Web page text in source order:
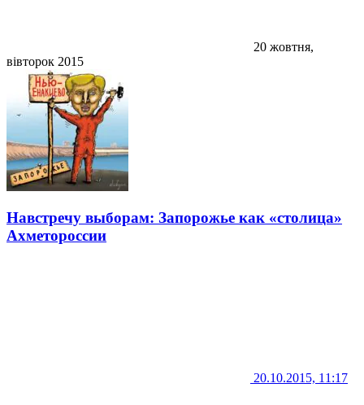
20 жовтня,
вівторок 2015
Навстречу выборам: Запорожье как «столица»
Ахметороссии
20.10.2015, 11:17